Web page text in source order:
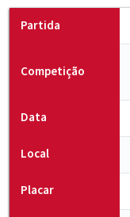
Partida
Competição
Data
Local
Placar